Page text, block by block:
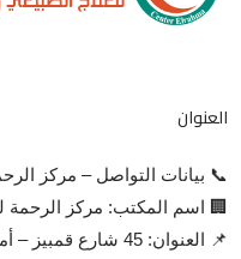
العنوان
📞 بيانات التواصل – مركز
🏢 اسم المكتب: مركز الرحمة
📌 العنوان: 45